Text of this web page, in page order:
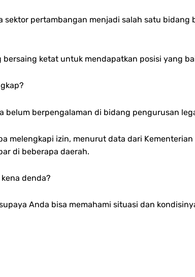
pertambangan menjadi salah satu
ketat untuk mendapatkan posisi yang
belum berpengalaman di bidang pengurusan
melengkapi izin, menurut data dari
di beberapa daerah.
denda?
Anda bisa memahami situasi dan